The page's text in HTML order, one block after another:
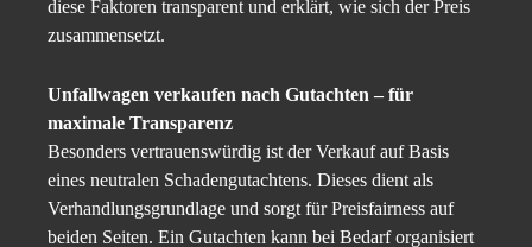
diese Faktoren transparent und erklärt, wie sich der Preis
zusammensetzt.
Unfallwagen verkaufen nach Gutachten – für
maximale Transparenz
Besonders vertrauenswürdig ist der Verkauf auf Basis
eines neutralen Schadengutachtens. Dieses dient als
Verhandlungsgrundlage und sorgt für Preisfairness auf
beiden Seiten. Ein Gutachten kann bei Bedarf organisiert